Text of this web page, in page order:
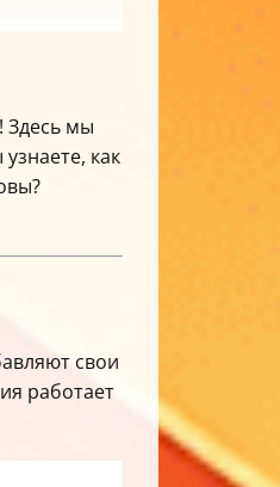
Здесь мы
как
свои
работает